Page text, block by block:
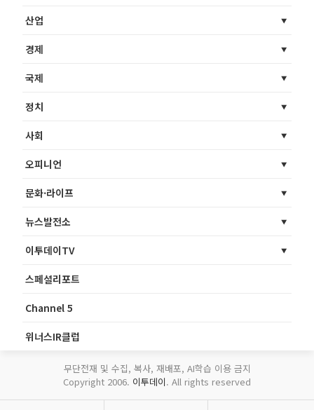
산업
경제
국제
정치
사회
오피니언
문화·라이프
뉴스발전소
이투데이TV
스페셜리포트
Channel 5
위너스IR클럽
무단전재 및 수집, 복사, 재배포, AI학습 이용 금지
Copyright 2006. 이투데이. All rights reserved